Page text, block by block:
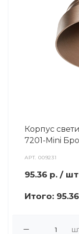
Корпус
7201-Mini
АРТ.009231
95.36 р. / шт
Итого: